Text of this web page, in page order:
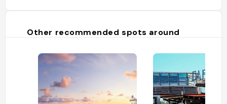
Other recommended spots around